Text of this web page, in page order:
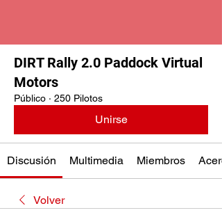
DIRT Rally 2.0 Paddock Virtual
Motors
Público · 250 Pilotos
Unirse
Discusión Multimedia Miembros
Volver